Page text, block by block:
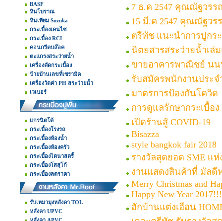
BASF
หินโบราณ
หินเทียม Suzuka
กระเบื้องเคนไซ
กระเบื้อง RCI
คอนกรีตบล๊อค
ตะแกรงสระว่ายน้ำ
เครื่องตัดกระเบื้อง
ป้ายบ้านเลขที่เซรามิค
เครื่องวัดค่า PH สระว่ายน้ำ
เวเบอร์
แกรนิตโต้
กระเบื้องโรงรถ
กระเบื้องห้องน้ำ
กระเบื้องห้องครัว
กระเบื้องไดนาสตรี้
กระเบื้องโสสุโก้
กระเบื้องลดราคา
รับเหมามุงหลังคา TOL
หลังคา UPVC
7 ธ.ค 2547 คุณณัฐวรร
15 มี.ค 2547 คุณณัฐวร
ตรีทัช แนะนำการปูกร
นิตยสารสระว่ายน้ำเล่
ขายอาคารพาณิชย์ น
รับสมัครพนักงานประจ
มาตรการป้องกันโควิด
การดูแลรักษากระเบื้อง
เปิดร้านสู้ COVID-19
Bisazza
style bangkok fair 2018
รางวัลสุดยอด SME เเ
งานเเสดงสินค้าที่ มัลดี
Merry Christmas and
Happy New Year 2017!!!
ฮักบ้านแต่งเฮือน